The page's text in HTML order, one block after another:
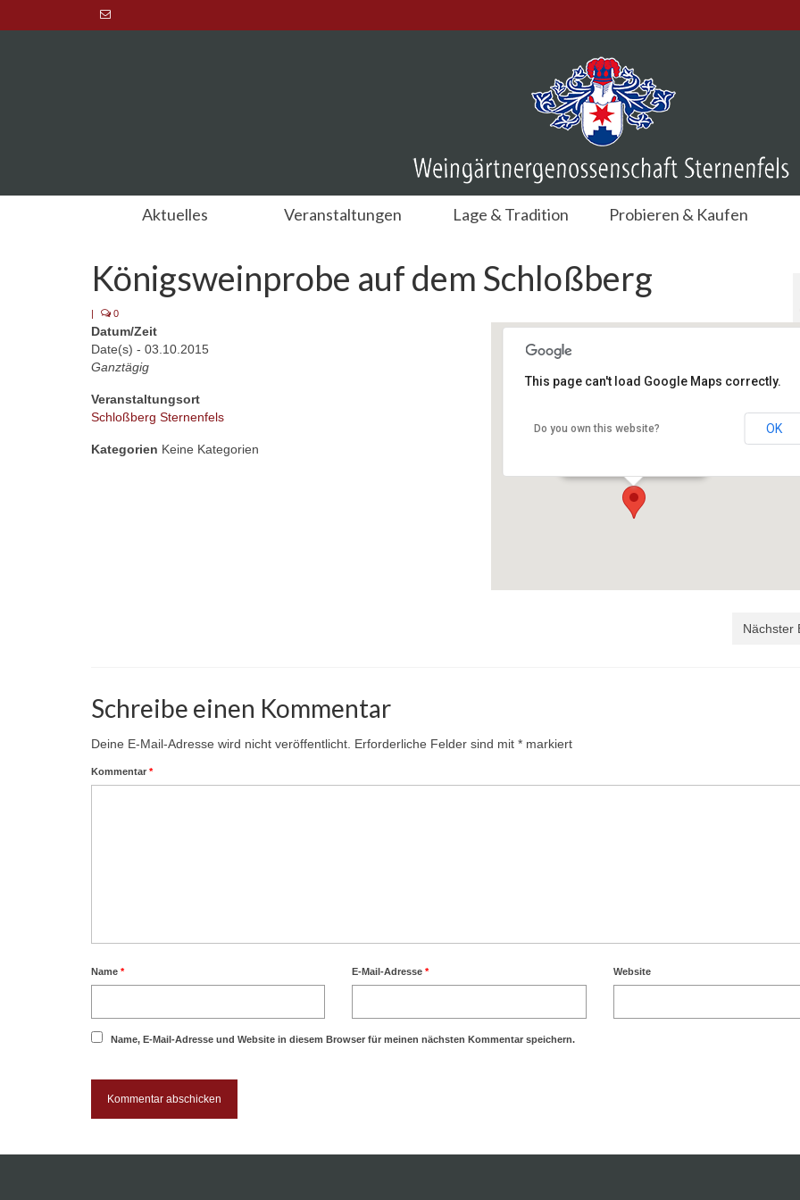
Aktuelles Veranstaltungen Lage & Tradition Probieren & Kaufen
Königsweinprobe auf dem Schloßberg
| 0
Schloßberg Sternenfels
This page can't load Google Maps correctly.
Do you own this website? OK
Datum/Zeit
Date(s) - 03.10.2015
Ganztägig
Veranstaltungsort
Schloßberg Sternenfels
Kategorien Keine Kategorien
Nächster
Schreibe einen Kommentar
Deine E-Mail-Adresse wird nicht veröffentlicht. Erforderliche Felder sind mit * markiert
Kommentar *
Name * E-Mail-Adresse* Website
Name, E-Mail-Adresse und Website in diesem Browser für meinen nächsten Kommentar speichern.